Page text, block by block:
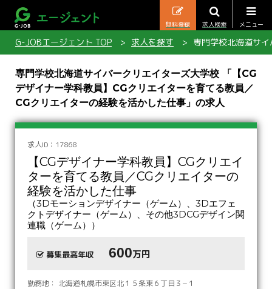
メニュー
求人検索
無料登録
G-JOBエージェント TOP 求人を探す 専門学校北海道サ
専門学校北海道サイバークリエイターズ大学校 「【CG
デザイナー学科教員】CGクリエイターを育てる教員／
CGクリエイターの経験を活かした仕事」の求人
求人ID：17868
【CGデザイナー学科教員】CGクリエイ
ターを育てる教員／CGクリエイターの
経験を活かした仕事
（3Dモーションデザイナー（ゲーム）、3Dエフェ
クトデザイナー（ゲーム）、その他3DCGデザイン関
連職（ゲーム））
募集最高年収 600万円
勤務地： 北海道札幌市東区北１５条東６丁目３−１